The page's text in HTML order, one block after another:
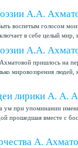
А.А.
воспетым голосом
в себе целый мир,
А.А.
пришлось на
мировоззрения
лирики А. А.
ум при упоминании
прошедшая вместе с
А.